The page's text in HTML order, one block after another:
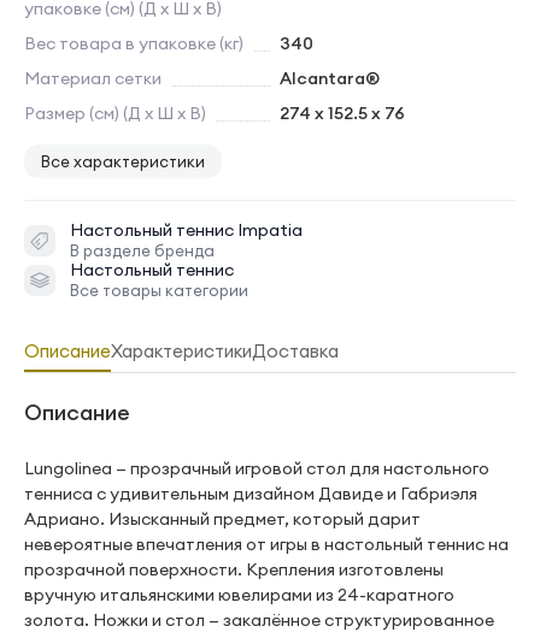
упаковке (см) (Д х Ш х В)
Вес товара в упаковке (кг)
340
Материал сетки
Alcantara®
Размер (см) (Д х Ш х В)
274 x 152.5 x 76
Все характеристики
Настольный теннис Impatia
В разделе бренда
Настольный теннис
Все товары категории
ОписаниеХарактеристикиДоставка
Описание
Lungolinea — прозрачный игровой стол для настольного
тенниса с удивительным дизайном Давиде и Габриэля
Адриано. Изысканный предмет, который дарит
невероятные впечатления от игры в настольный теннис на
прозрачной поверхности. Крепления изготовлены
вручную итальянскими ювелирами из 24-каратного
золота. Ножки и стол — закалённое структурированное